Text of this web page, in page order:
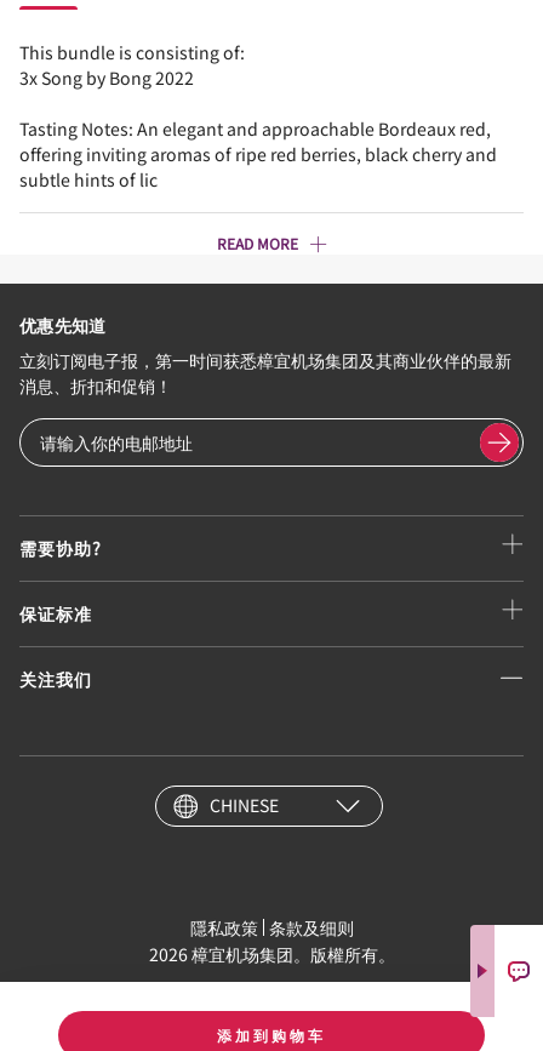
添加到购物车
This bundle is consisting of:
3x Song by Bong 2022
Tasting Notes: An elegant and approachable Bordeaux red,
offering inviting aromas of ripe red berries, black cherry and
subtle hints of lic
READ MORE
需要协助?
保证标准
关注我们
优惠先知道
立刻订阅电子报，第一时间获悉樟宜机场集团及其商业伙伴的最新
消息、折扣和促销！
CHINESE
隱私政策 条款及细则
2026 樟宜机场集团。版權所有。